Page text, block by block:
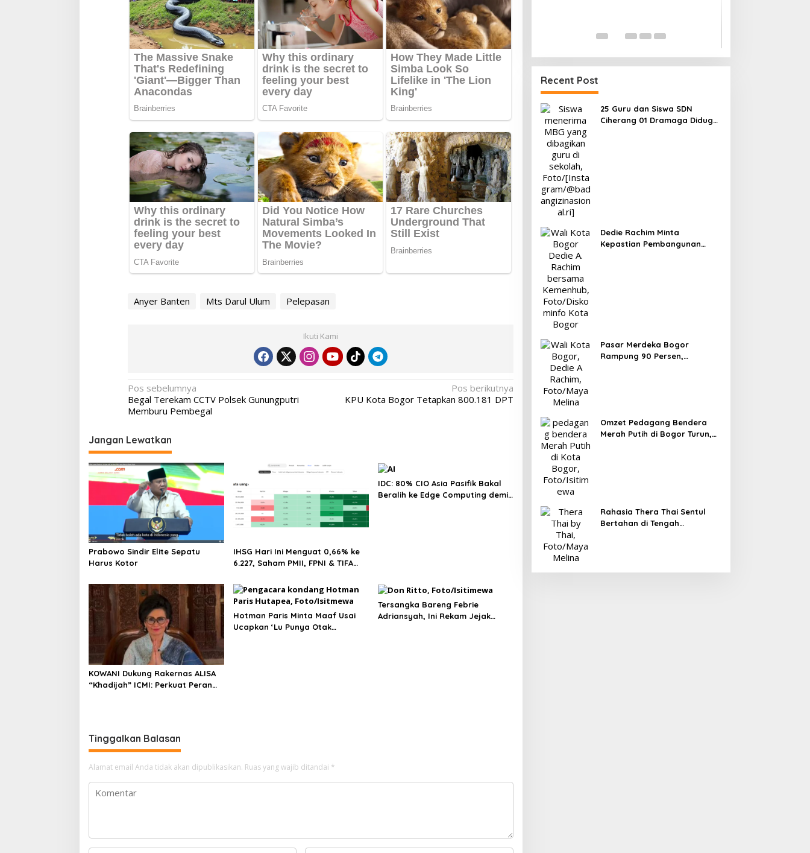
Anyer Banten Mts Darul Ulum Pelepasan
Ikuti Kami
Navigasi
pos
Pos sebelumnya
Begal Terekam CCTV Polsek Gunungputri
Memburu Pembegal
Pos berikutnya
KPU Kota Bogor Tetapkan 800.181 DPT
Jangan Lewatkan
Prabowo Sindir Elite Sepatu
Harus Kotor
IHSG Hari Ini Menguat 0,66% ke
6.227, Saham PMII, FPNI & TIFA
Saham Paling Cuan & Volume
Tertinggi 31 Juli 2026
IDC: 80% CIO Asia Pasifik Bakal
Beralih ke Edge Computing demi
KOWANI Dukung Rakernas ALISA
“Khadijah” ICMI: Perkuat Peran
Hotman Paris Minta Maaf Usai
Ucapkan ‘Lu Punya Otak
Tersangka Bareng Febrie
Adriansyah, Ini Rekam Jejak
Tinggalkan Balasan
Alamat email Anda tidak akan dipublikasikan. Ruas yang wajib ditandai *
Recent Post
25 Guru dan Siswa SDN
Ciherang 01 Dramaga Diduga
Dedie Rachim Minta
Kepastian Pembangunan
Pasar Merdeka Bogor
Rampung 90 Persen,
Omzet Pedagang Bendera
Merah Putih di Bogor Turun,
Rahasia Thera Thai Sentul
Bertahan di Tengah